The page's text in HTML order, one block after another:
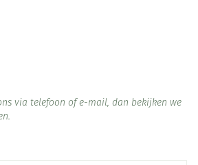
via telefoon of e-mail, dan bekijken we